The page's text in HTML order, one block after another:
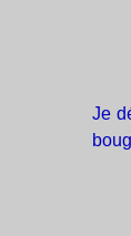
Je